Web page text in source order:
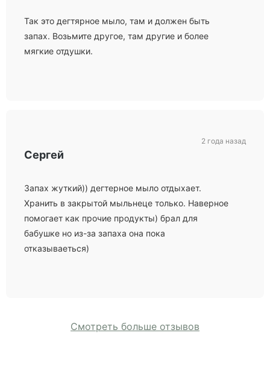
Так это дегтярное мыло, там и должен быть
запах. Возьмите другое, там другие и более
мягкие отдушки.
Сергей
Запах жуткий)) дегтерное мыло отдыхает.
Хранить в закрытой мыльнеце только. Наверное
помогает как прочие продукты) брал для
бабушке но из-за запаха она пока
отказываеться)
2 года назад
Смотреть больше отзывов